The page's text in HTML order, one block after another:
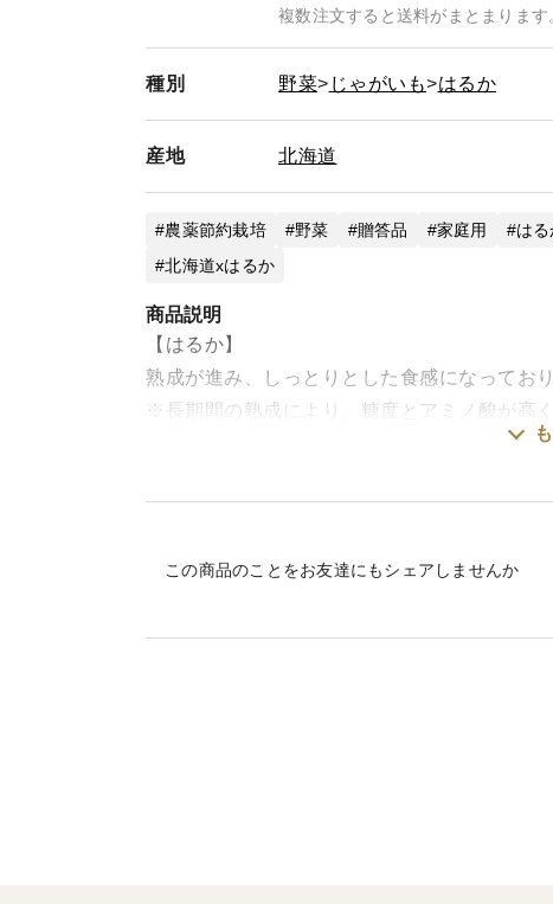
複数注文すると送料がまとまります
種別 野菜 じゃがいも はるか
産地 北海道
農薬節約栽培 野菜 贈答品 家庭用 はる
北海道xはるか
商品説明
【はるか】
熟成が進み、しっとりとした食感になっており
※長期間の熟成により、糖度とアミノ酸が高
湿気などの影響で表面が白くなる場合がござ
す。
ぜひお試しください。
この商品のことをお友達にもシェアしませんか